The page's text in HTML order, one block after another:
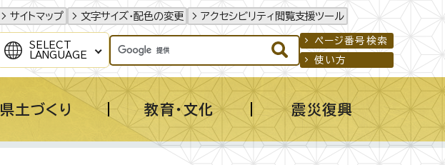
サイトマップ 文字サイズ・配色の変更 アクセシビリティ閲覧支援ツール
SELECT
LANGUAGE
ページ番号検索
使い方
県土づくり 教育・文化 震災復興